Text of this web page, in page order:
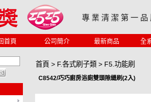
專 業 清 潔 第 一 品
首頁 公司簡介 最新商品 全
首頁 > F.各式刷子類 > F5.功能刷
C8542/巧巧廚房浴廁雙頭隙縫刷(2入)